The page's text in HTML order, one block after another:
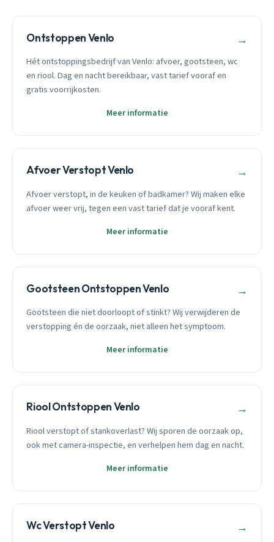
Ontstoppen Venlo →
Hét ontstoppingsbedrijf van Venlo: afvoer, gootsteen, wc
en riool. Dag en nacht bereikbaar, vast tarief vooraf en
gratis voorrijkosten.
Meer informatie
Afvoer Verstopt Venlo →
Afvoer verstopt, in de keuken of badkamer? Wij maken elke
afvoer weer vrij, tegen een vast tarief dat je vooraf kent.
Meer informatie
Gootsteen Ontstoppen Venlo →
Gootsteen die niet doorloopt of stinkt? Wij verwijderen de
verstopping én de oorzaak, niet alleen het symptoom.
Meer informatie
Riool Ontstoppen Venlo →
Riool verstopt of stankoverlast? Wij sporen de oorzaak op,
ook met camera-inspectie, en verhelpen hem dag en nacht.
Meer informatie
Wc Verstopt Venlo →